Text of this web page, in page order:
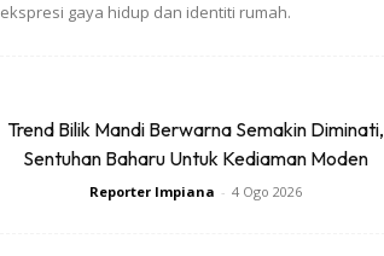
ekspresi gaya hidup dan identiti rumah.
Trend Bilik Mandi Berwarna Semakin Diminati,
Sentuhan Baharu Untuk Kediaman Moden
Reporter Impiana - 4 Ogo 2026